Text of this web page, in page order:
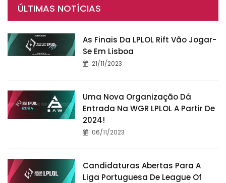
ÚLTIMAS NOTÍCIAS
As Finais Da LPLOL Rift Vão Jogar-
Se Em Lisboa
21/11/2023
Uma Nova Organização Dá
Entrada Na WGR LPLOL A Partir De
2024!
06/11/2023
Candidaturas Abertas Para A
Liga Portuguesa De League Of